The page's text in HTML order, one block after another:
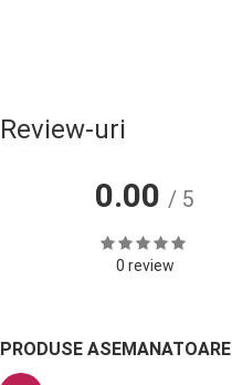
Review-uri
0.00/ 5
0 review
PRODUSE ASEMANATOARE